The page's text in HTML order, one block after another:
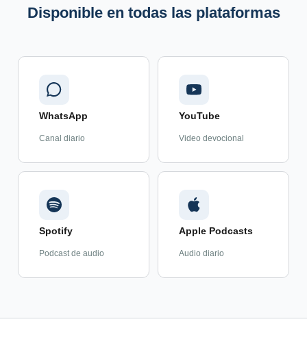
Disponible en todas las plataformas
WhatsApp
Canal diario
YouTube
Video devocional
Spotify
Podcast de audio
Apple Podcasts
Audio diario